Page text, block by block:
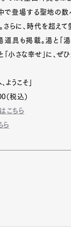
で登場する聖地の数
らに、時代を超えて
道具も掲載。湯と「
「小さな幸せ」に、ぜ
うこそ」
税込）
こちら
ら